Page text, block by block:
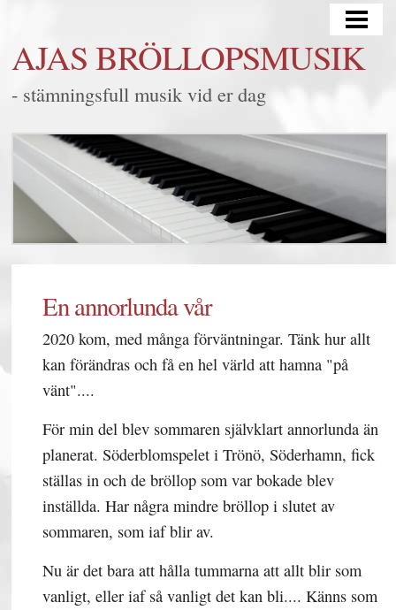
BRÖLLOP
MINGEL/FEST
FRÅGOR & SVAR
KONTAKT
AJAS BRÖLLOPSMUSIK
- stämningsfull musik vid er dag
En annorlunda vår
2020 kom, med många förväntningar. Tänk hur allt
kan förändras och få en hel värld att hamna "på
vänt"....
För min del blev sommaren självklart annorlunda än
planerat. Söderblomspelet i Trönö, Söderhamn, fick
ställas in och de bröllop som var bokade blev
inställda. Har några mindre bröllop i slutet av
sommaren, som iaf blir av.
Nu är det bara att hålla tummarna att allt blir som
vanligt, eller iaf så vanligt det kan bli.... Känns som